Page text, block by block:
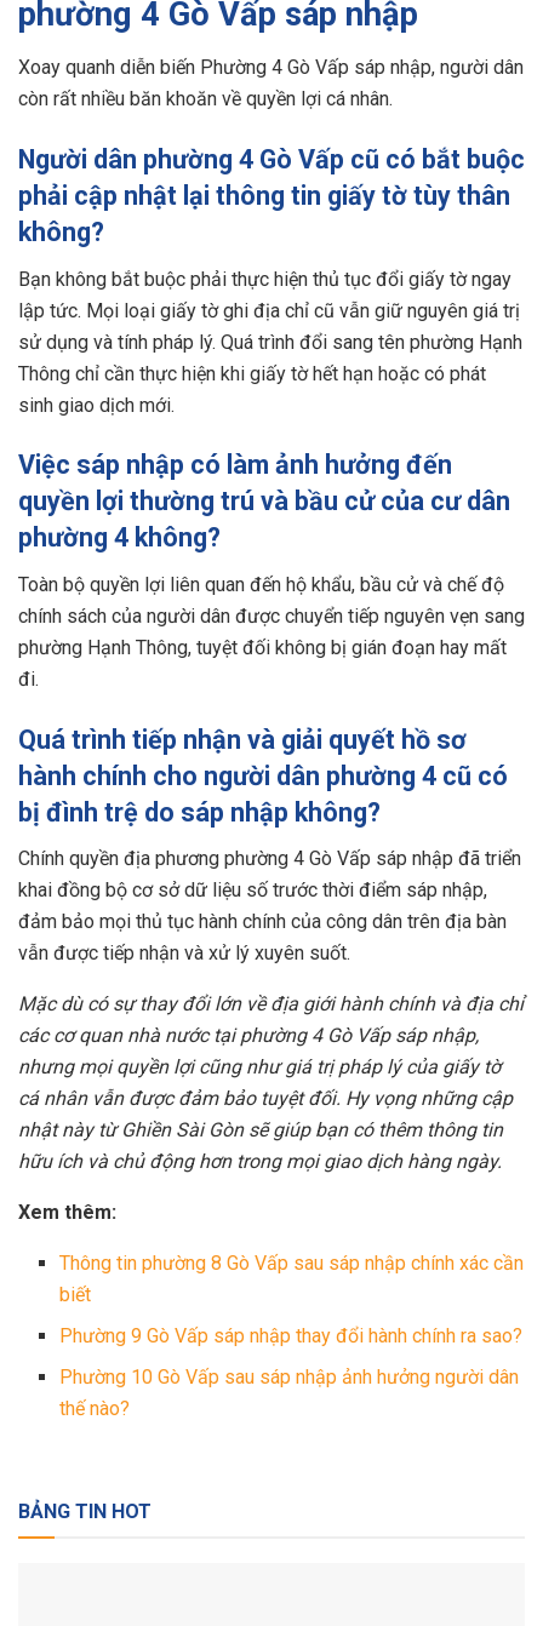
phường 4 Gò Vấp sáp nhập
Xoay quanh diễn biến Phường 4 Gò Vấp sáp nhập, người dân
còn rất nhiều băn khoăn về quyền lợi cá nhân.
Người dân phường 4 Gò Vấp cũ có bắt buộc
phải cập nhật lại thông tin giấy tờ tùy thân
không?
Bạn không bắt buộc phải thực hiện thủ tục đổi giấy tờ ngay
lập tức. Mọi loại giấy tờ ghi địa chỉ cũ vẫn giữ nguyên giá trị
sử dụng và tính pháp lý. Quá trình đổi sang tên phường Hạnh
Thông chỉ cần thực hiện khi giấy tờ hết hạn hoặc có phát
sinh giao dịch mới.
Việc sáp nhập có làm ảnh hưởng đến
quyền lợi thường trú và bầu cử của cư dân
phường 4 không?
Toàn bộ quyền lợi liên quan đến hộ khẩu, bầu cử và chế độ
chính sách của người dân được chuyển tiếp nguyên vẹn sang
phường Hạnh Thông, tuyệt đối không bị gián đoạn hay mất
đi.
Quá trình tiếp nhận và giải quyết hồ sơ
hành chính cho người dân phường 4 cũ có
bị đình trệ do sáp nhập không?
Chính quyền địa phương phường 4 Gò Vấp sáp nhập đã triển
khai đồng bộ cơ sở dữ liệu số trước thời điểm sáp nhập,
đảm bảo mọi thủ tục hành chính của công dân trên địa bàn
vẫn được tiếp nhận và xử lý xuyên suốt.
Mặc dù có sự thay đổi lớn về địa giới hành chính và địa chỉ
các cơ quan nhà nước tại phường 4 Gò Vấp sáp nhập,
nhưng mọi quyền lợi cũng như giá trị pháp lý của giấy tờ
cá nhân vẫn được đảm bảo tuyệt đối. Hy vọng những cập
nhật này từ Ghiền Sài Gòn sẽ giúp bạn có thêm thông tin
hữu ích và chủ động hơn trong mọi giao dịch hàng ngày.
Xem thêm:
Thông tin phường 8 Gò Vấp sau sáp nhập chính xác cần
biết
Phường 9 Gò Vấp sáp nhập thay đổi hành chính ra sao?
Phường 10 Gò Vấp sau sáp nhập ảnh hưởng người dân
thế nào?
BẢNG TIN HOT